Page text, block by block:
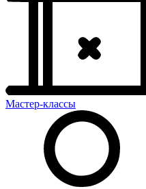
Мастер-классы